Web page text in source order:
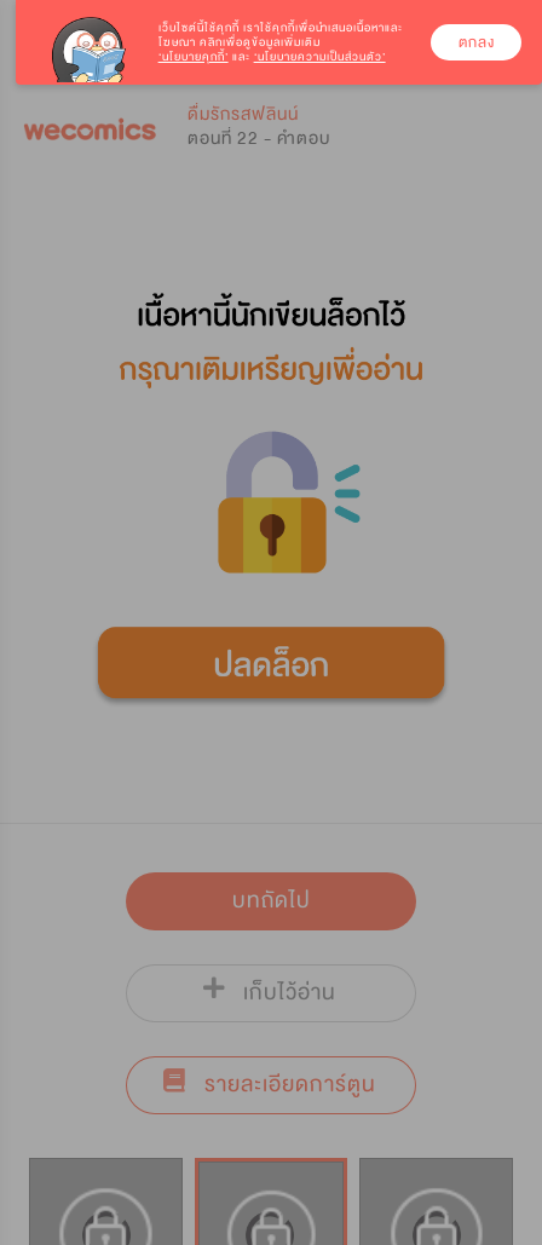
ดื่มรักรสฟลินน์
ตอนที่ 22 - คำตอบ
บทถัดไป
เก็บไว้อ่าน
รายละเอียดการ์ตูน
เว็บไซต์นี้ใช้คุกกี้ เราใช้คุกกี้เพื่อนำเสนอเนื้อหาและ
โฆษณา คลิกเพื่อดูข้อมูลเพิ่มเติม
‘นโยบายคุกกี้’ และ ‘นโยบายความเป็นส่วนตัว’
ตกลง